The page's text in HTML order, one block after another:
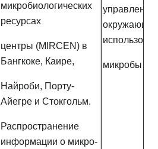
микробиологических
ресурсах
центры (MlRCEN) в
Бангкоке, Каире,
Найроби, Порту-
Айегре и Стокгольм.
Распространение
информации о микро-
управление
микробы